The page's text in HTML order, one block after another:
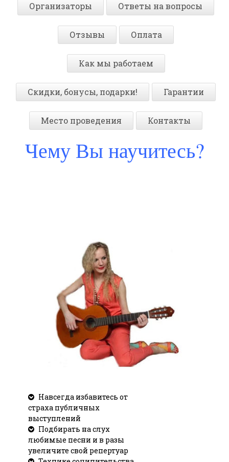
Организаторы Ответы на вопросы
Отзывы Оплата
Как мы работаем
Скидки, бонусы, подарки! Гарантии
Место проведения Контакты
Чему Вы научитесь?
Навсегда избавитесь от
страха публичных
выступлений
Подбирать на слух
любимые песни и в разы
увеличите свой репертуар